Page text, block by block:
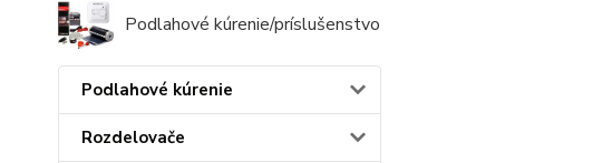
Podlahové kúrenie/príslušenstvo
Podlahové kúrenie
Rozdelovače